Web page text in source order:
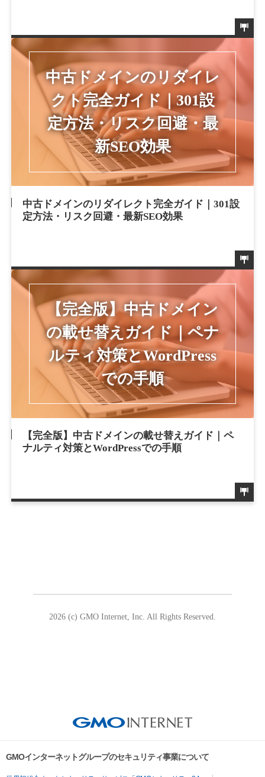
中古ドメインのリダイレクト完全ガイド｜301設
定方法・リスク回避・最新SEO効果
【完全版】中古ドメインの載せ替えガイド｜ペ
ナルティ対策とWordPressでの手順
2026 (c) GMO Internet, Inc. All Rights Reserved.
GMOインターネットグループのセキュリティ事業について